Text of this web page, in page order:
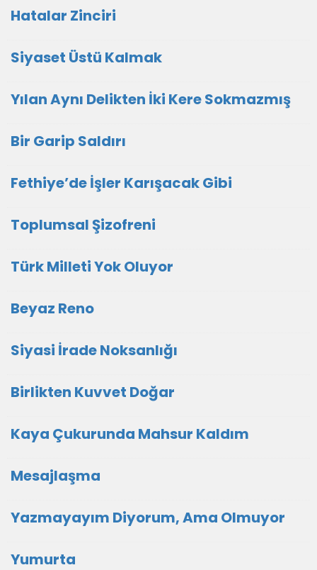
Hatalar Zinciri
Siyaset Üstü Kalmak
Yılan Aynı Delikten İki Kere Sokmazmış
Bir Garip Saldırı
Fethiye’de İşler Karışacak Gibi
Toplumsal Şizofreni
Türk Milleti Yok Oluyor
Beyaz Reno
Siyasi İrade Noksanlığı
Birlikten Kuvvet Doğar
Kaya Çukurunda Mahsur Kaldım
Mesajlaşma
Yazmayayım Diyorum, Ama Olmuyor
Yumurta